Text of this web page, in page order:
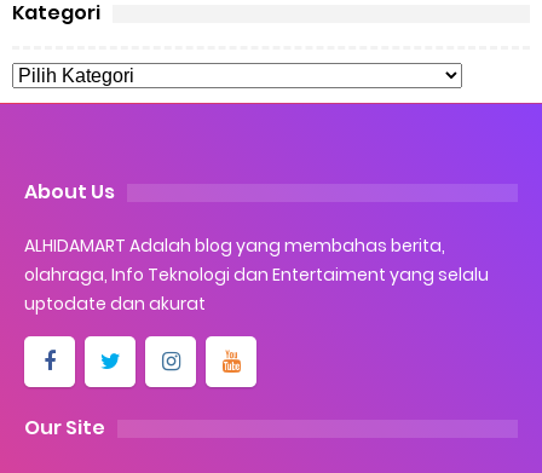
Kategori
About Us
ALHIDAMART Adalah blog yang membahas berita,
olahraga, Info Teknologi dan Entertaiment yang selalu
uptodate dan akurat
Our Site